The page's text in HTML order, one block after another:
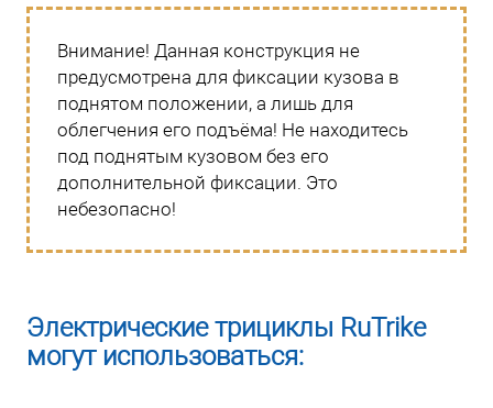
Внимание! Данная конструкция не
предусмотрена для фиксации кузова в
поднятом положении, а лишь для
облегчения его подъёма! Не находитесь
под поднятым кузовом без его
дополнительной фиксации. Это
небезопасно!
Электрические трициклы RuTrike
могут использоваться: